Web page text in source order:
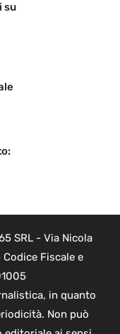
su
SRL - Via Nicola
Codice Fiscale e
in quanto
Non può